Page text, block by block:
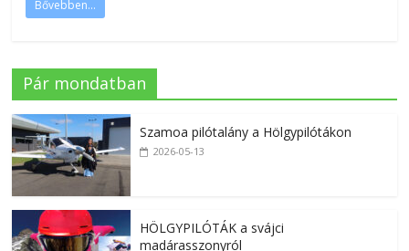
Bővebben...
Pár mondatban
Szamoa pilótalány a Hölgypilótákon
2026-05-13
HÖLGYPILÓTÁK a svájci
madárasszonyról